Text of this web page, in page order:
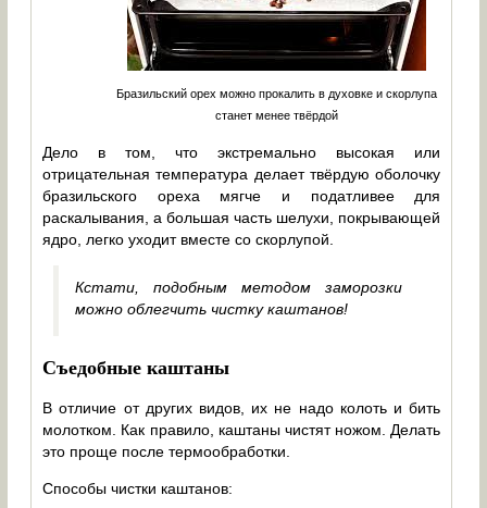
Бразильский орех можно прокалить в духовке и скорлупа
станет менее твёрдой
Дело в том, что экстремально высокая или
отрицательная температура делает твёрдую оболочку
бразильского ореха мягче и податливее для
раскалывания, а большая часть шелухи, покрывающей
ядро, легко уходит вместе со скорлупой.
Кстати, подобным методом заморозки
можно облегчить чистку каштанов!
Съедобные каштаны
В отличие от других видов, их не надо колоть и бить
молотком. Как правило, каштаны чистят ножом. Делать
это проще после термообработки.
Способы чистки каштанов: